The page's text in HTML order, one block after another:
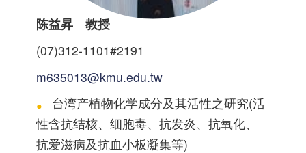
陈益昇 教授
(07)312-1101#2191
m635013@kmu.edu.tw
台湾产植物化学成分及其活性之研究(活
性含抗结核、细胞毒、抗发炎、抗氧化、
抗爱滋病及抗血小板凝集等)